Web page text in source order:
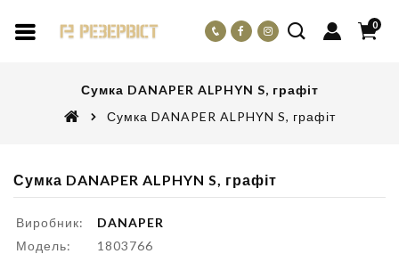
0
Сумка DANAPER ALPHYN S, графіт
Сумка DANAPER ALPHYN S, графіт
Сумка DANAPER ALPHYN S, графіт
Виробник:
DANAPER
Модель:
1803766